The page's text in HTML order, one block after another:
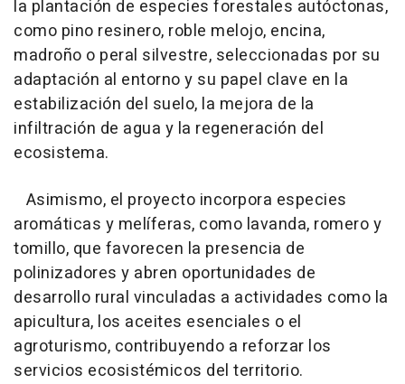
la plantación de especies forestales autóctonas,
como pino resinero, roble melojo, encina,
madroño o peral silvestre, seleccionadas por su
adaptación al entorno y su papel clave en la
estabilización del suelo, la mejora de la
infiltración de agua y la regeneración del
ecosistema.
Asimismo, el proyecto incorpora especies
aromáticas y melíferas, como lavanda, romero y
tomillo, que favorecen la presencia de
polinizadores y abren oportunidades de
desarrollo rural vinculadas a actividades como la
apicultura, los aceites esenciales o el
agroturismo, contribuyendo a reforzar los
servicios ecosistémicos del territorio.